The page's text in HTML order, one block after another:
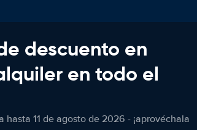
descuento en
en todo el
hasta 11 de agosto de 2026 - ¡aprovéchala